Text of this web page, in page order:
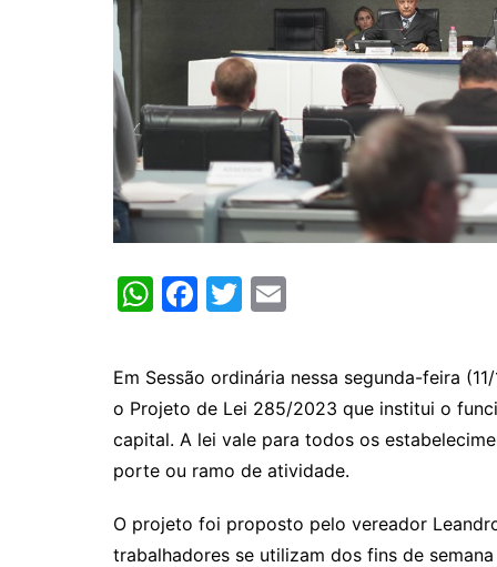
W
at
s
A
p
p
F
c
e
b
o
o
k
T
itt
er
ai
l
Em Sessão ordinária nessa segunda-feira
o Projeto de Lei 285/2023 que institui o
capital. A lei vale para todos os
porte ou ramo de atividade.
O projeto foi proposto pelo vereador
trabalhadores se utilizam dos fins de